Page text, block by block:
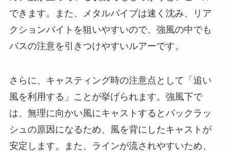
できます。また、メタルバイブは速く沈み、リア
クションバイトを狙いやすいので、強風の中でも
バスの注意を引きつけやすいルアーです。
さらに、キャスティング時の注意点として「追い
風を利用する」ことが挙げられます。強風下で
は、無理に向かい風にキャストするとバックラッ
シュの原因になるため、風を背にしたキャストが
安定します。また、ラインが流されやすいため、